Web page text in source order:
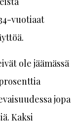
vuotiaat
ole jäämässä
jopa
Kaksi